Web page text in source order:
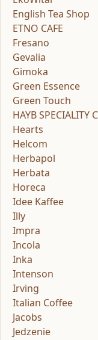
English Tea Shop
ETNO CAFE
Fresano
Gevalia
Gimoka
Green Essence
Green Touch
HAYB SPECIALITY
Hearts
Helcom
Herbapol
Herbata
Horeca
Idee Kaffee
Illy
Impra
Incola
Inka
Intenson
Irving
Italian Coffee
Jacobs
Jedzenie